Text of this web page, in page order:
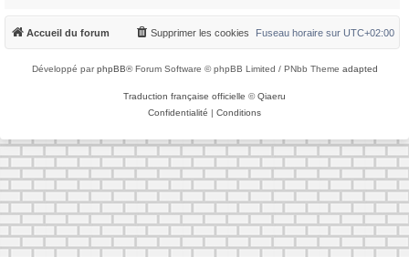
Accueil du forum Fuseau horaire sur UTC+02:00
Supprimer les cookies
Développé parphpBB® Forum Software © phpBB Limited / PNbb Theme adapted
Traduction française officielle ©Qiaeru
Confidentialité | Conditions